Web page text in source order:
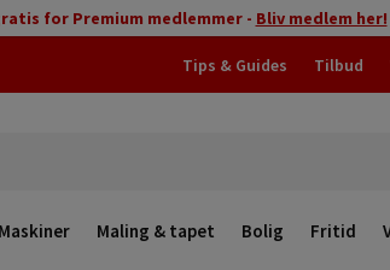
for Premium medlemmer - Bliv medlem her!
Tips & Guides Tilbud
Maskiner Maling & tapet Bolig Fritid